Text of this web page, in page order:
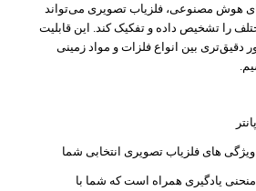
هوش مصنوعی، فلزیاب تصویری می‌تواند
را تشخیص داده و تفکیک کند. این قابلیت
دقیق‌تری بین انواع فلزات و مواد زمینی
های فلزیاب تصویری انتخابی شما
یادگیری همراه است که شما با